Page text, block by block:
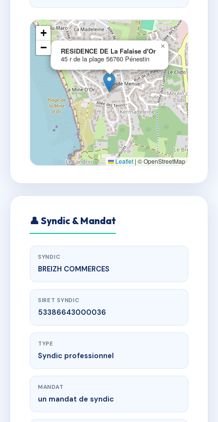
RESIDENCE DE La Falaise d'Or
45 r de la plage 56760 Pénestin
×
+
−
Leaflet | © OpenStreetMap
👤 Syndic & Mandat
SYNDIC
BREIZH COMMERCES
SIRET SYNDIC
53386643000036
TYPE
Syndic professionnel
MANDAT
un mandat de syndic